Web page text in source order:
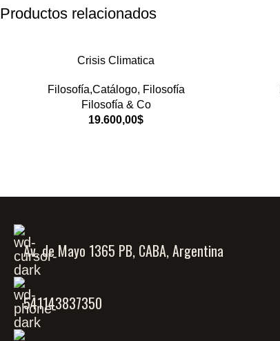
Productos relacionados
Crisis Climatica
Filosofía,Catálogo, Filosofía
Filosofía & Co
19.600,00$
Av. de Mayo 1365 PB, CABA, Argentina
541143837350